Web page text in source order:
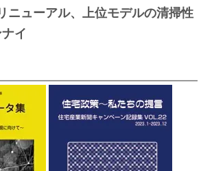
ニューアル、上位モデルの清掃性
イ